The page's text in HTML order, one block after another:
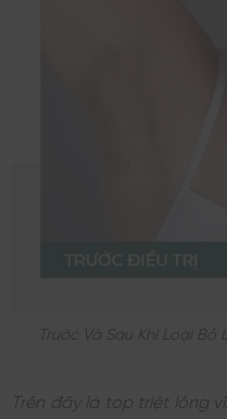
Trước Và Sau Khi Loại Bỏ
Trên đây là top triệt lông